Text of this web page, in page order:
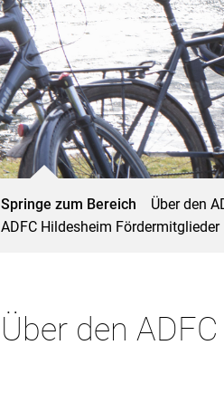
Springe zum Bereich Über den
ADFC Hildesheim Fördermitglieder
Über den